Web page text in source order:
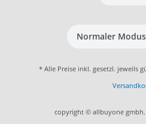
Normaler Modus
* Alle Preise inkl. gesetzl. jeweils
copyright © allbuyone gmbh.